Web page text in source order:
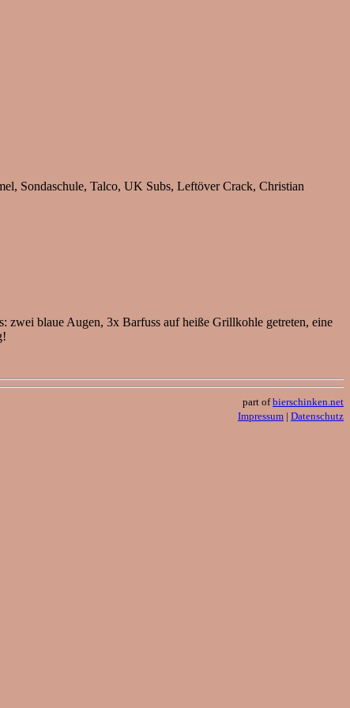
Sondaschule, Talco, UK Subs, Leftöver Crack, Christian
zwei blaue Augen, 3x Barfuss auf heiße Grillkohle getreten, eine
part ofbierschinken.net
Impressum | Datenschutz